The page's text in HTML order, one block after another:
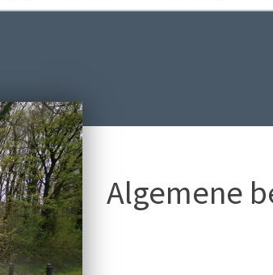
Algemene